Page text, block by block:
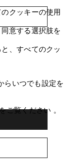
クッキーの使用
意する選択肢を
、すべてのクッ
らいつでも設定を
ご覧ください 。